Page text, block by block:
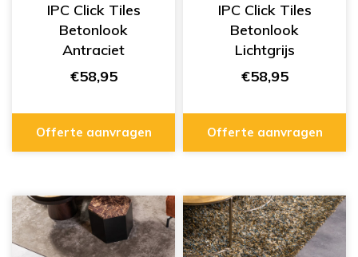
IPC Click Tiles
Betonlook
Antraciet
334555429
€58,95
Offerte aanvragen
IPC Click Tiles
Betonlook
Lichtgrijs
334555412
€58,95
Offerte aanvragen